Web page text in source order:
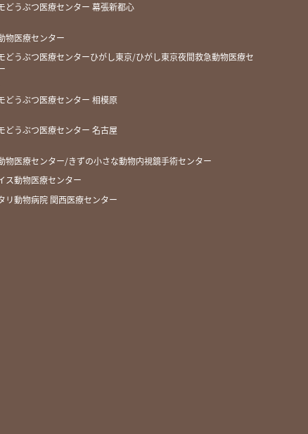
どうぶつ医療センター 幕張新都心
物医療センター
どうぶつ医療センターひがし東京/ひがし東京夜間救急動物医療セ
どうぶつ医療センター 相模原
どうぶつ医療センター 名古屋
物医療センター/きずの小さな動物内視鏡手術センター
ス動物医療センター
リ動物病院 関西医療センター